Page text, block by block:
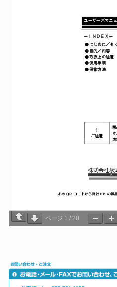
ページ 1 / 20